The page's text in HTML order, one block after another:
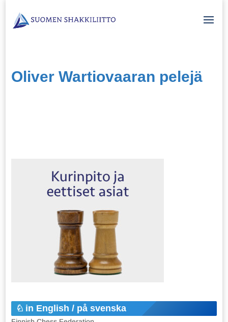
Oliver Wartiovaaran pelejä
in English / på svenska